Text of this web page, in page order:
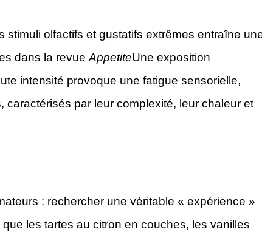
olfactifs et gustatifs extrêmes entraîne
dans la revue AppetiteUne exposition
intensité provoque une fatigue sensorielle,
par leur complexité, leur chaleur et
: rechercher une véritable « expérience »
les tartes au citron en couches, les vanilles